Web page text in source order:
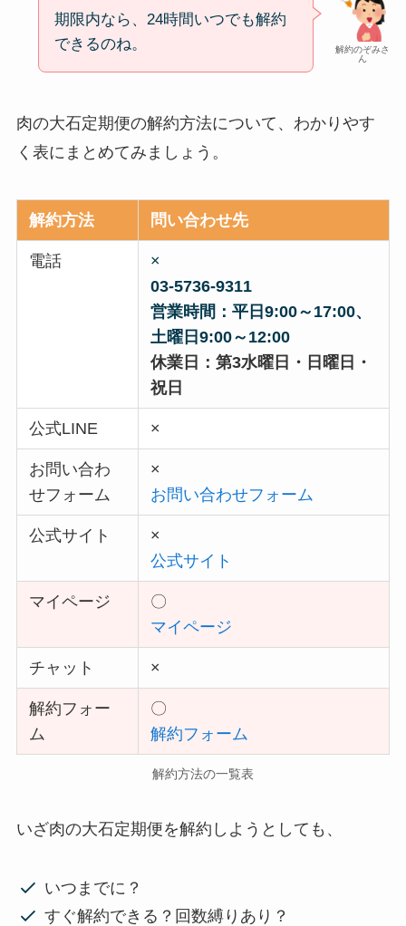
解約のぞみさ
ん
期限内なら、24時間いつでも解約
できるのね。
肉の大石定期便の解約方法について、わかりやす
く表にまとめてみましょう。
解約方法 問い合わせ先
電話
×
03-5736-9311
営業時間：平日9:00～17:00、
土曜日9:00～12:00
休業日：第3水曜日・日曜日・
祝日
公式LINE ×
お問い合わ
せフォーム
×
お問い合わせフォーム
公式サイト
×
公式サイト
マイページ
〇
マイページ
チャット ×
解約フォー
ム
〇
解約フォーム
解約方法の一覧表
いざ肉の大石定期便を解約しようとしても、
いつまでに？
すぐ解約できる？回数縛りあり？